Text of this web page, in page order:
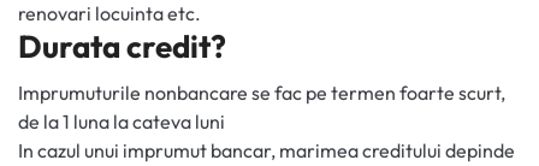
renovari locuinta etc.
Durata credit?
Imprumuturile nonbancare se fac pe termen foarte scurt,
de la 1 luna la cateva luni
In cazul unui imprumut bancar, marimea creditului depinde